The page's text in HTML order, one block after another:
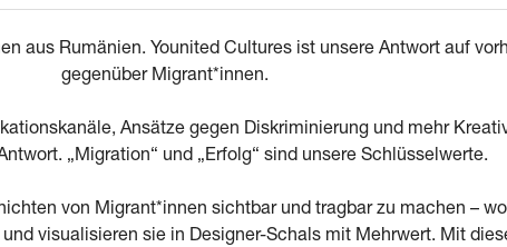
aus Rumänien. Younited Cultures ist unsere Antwort auf
gegenüber Migrant*innen.
Ansätze gegen Diskriminierung und mehr
„Migration“ und „Erfolg“ sind unsere Schlüsselwerte.
von Migrant*innen sichtbar und tragbar zu machen –
visualisieren sie in Designer-Schals mit Mehrwert. Mit